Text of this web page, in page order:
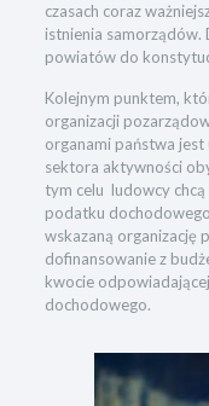
czasach coraz
istnienia
powiatów do
Kolejnym punktem,
organizacji
organami państwa
sektora aktywności
tym celu ludowcy
podatku
wskazaną organizację
dofinansowanie z
kwocie
dochodowego.